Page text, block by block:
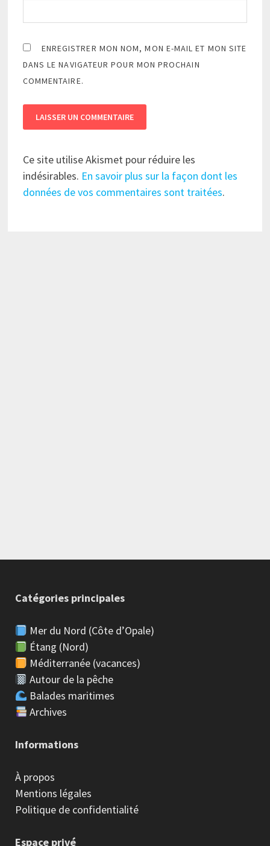
ENREGISTRER MON NOM, MON E-MAIL ET MON SITE
DANS LE NAVIGATEUR POUR MON PROCHAIN
COMMENTAIRE.
Ce site utilise Akismet pour réduire les
indésirables. En savoir plus sur la façon dont les
données de vos commentaires sont traitées.
Catégories principales
Mer du Nord (Côte d’Opale)
Étang (Nord)
Méditerranée (vacances)
Autour de la pêche
Balades maritimes
Archives
Informations
À propos
Mentions légales
Politique de confidentialité
Espace privé